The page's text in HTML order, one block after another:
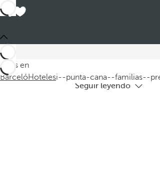
Estás en
BarcelóHotelesi--punta-cana--familias--
Seguir leyendo